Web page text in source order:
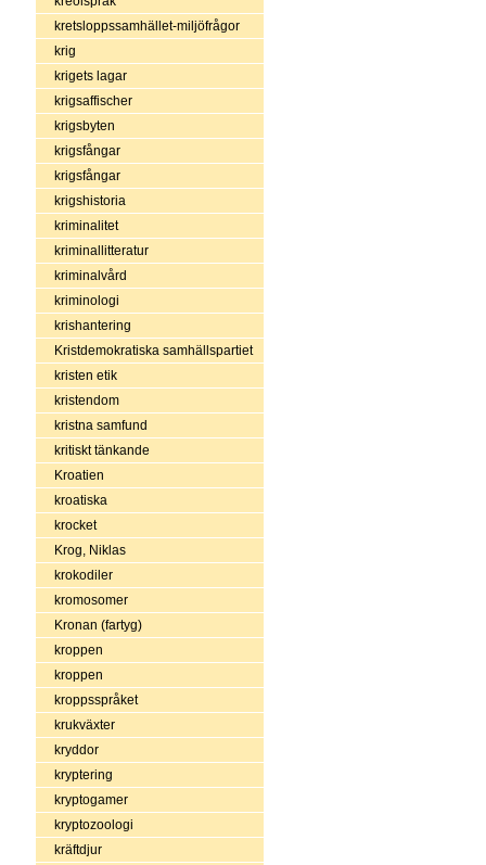
kretsloppssamhället-miljöfrågor
krig
krigets lagar
krigsaffischer
krigsbyten
krigsfångar
krigsfångar
krigshistoria
kriminalitet
kriminallitteratur
kriminalvård
kriminologi
krishantering
Kristdemokratiska samhällspartiet
kristen etik
kristendom
kristna samfund
kritiskt tänkande
Kroatien
kroatiska
krocket
Krog, Niklas
krokodiler
kromosomer
Kronan (fartyg)
kroppen
kroppen
kroppsspråket
krukväxter
kryddor
kryptering
kryptogamer
kryptozoologi
kräftdjur